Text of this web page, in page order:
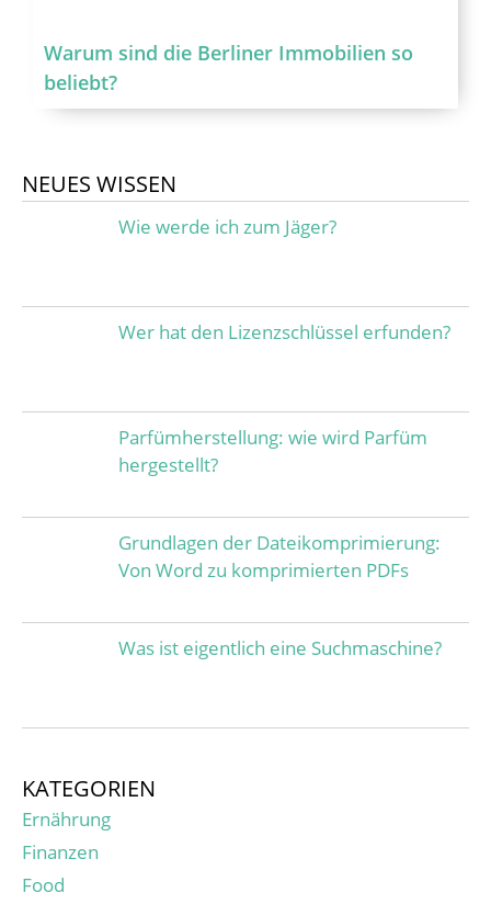
Warum sind die Berliner Immobilien so
beliebt?
NEUES WISSEN
Wie werde ich zum Jäger?
Wer hat den Lizenzschlüssel erfunden?
Parfümherstellung: wie wird Parfüm
hergestellt?
Grundlagen der Dateikomprimierung:
Von Word zu komprimierten PDFs
Was ist eigentlich eine Suchmaschine?
KATEGORIEN
Ernährung
Finanzen
Food